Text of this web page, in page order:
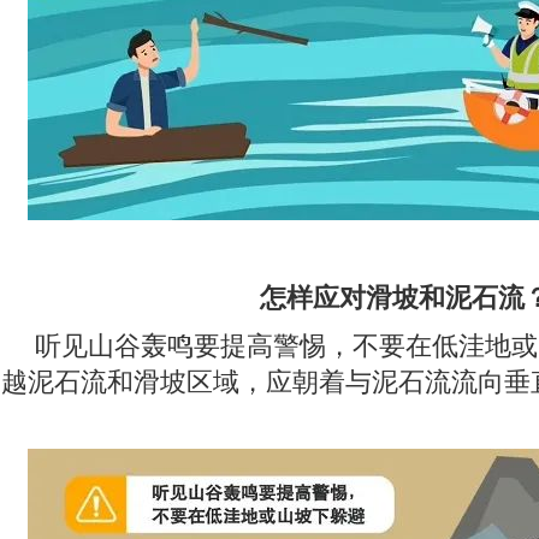
怎样应对滑坡和泥石流
听见山谷轰鸣要提高警惕，不要在低洼地
越泥石流和滑坡区域，应朝着与泥石流流向